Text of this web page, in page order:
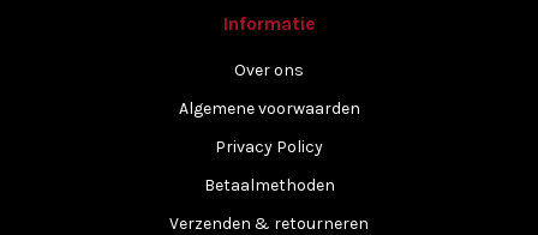
Informatie
Over ons
Algemene voorwaarden
Privacy Policy
Betaalmethoden
Verzenden & retourneren